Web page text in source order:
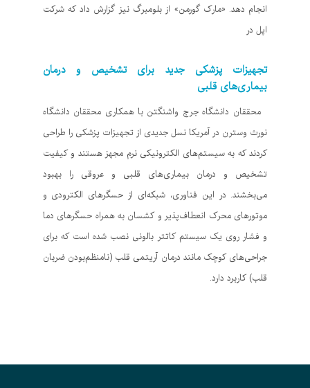
انجام دهد. «مارک گورمن» از بلومبرگ نیز گزارش داد که شرکت
اپل در
تجهیزات پزشکی جدید برای تشخیص و درمان
بیماری‌های قلبی
محققان دانشگاه جرج واشنگتن با همکاری محققان دانشگاه
نورث وسترن در آمریکا نسل جدیدی از تجهیزات پزشکی را طراحی
کردند که به سیستم‌های الکترونیکی نرم مجهز هستند و کیفیت
تشخیص و درمان بیماری‌های قلبی و عروقی را بهبود
می‌بخشند. در این فناوری، شبکه‌ای از حسگرهای الکترودی و
موتورهای محرک انعطاف‌پذیر و کشسان به همراه حسگرهای دما
و فشار روی یک سیستم کاتتر بالونی نصب شده است که برای
جراحی‌های کوچک مانند درمان آریتمی قلب (نامنظم‌بودن ضربان
قلب) کاربرد دارد.